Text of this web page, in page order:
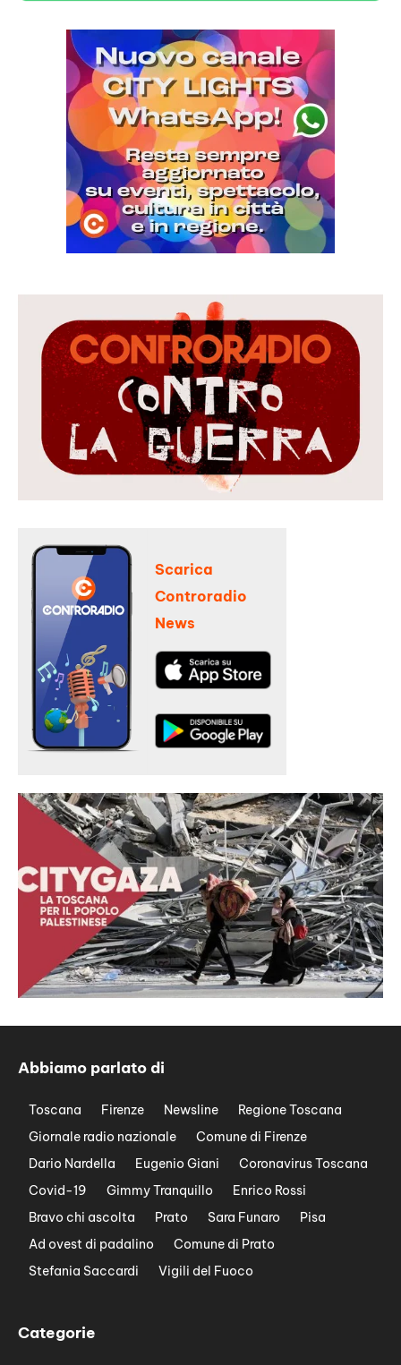
Scarica
Controradio
News
Abbiamo parlato di
Toscana Firenze Newsline
Regione Toscana
Giornale radio nazionale
Comune di Firenze
Dario Nardella
Eugenio Giani
Coronavirus Toscana
Covid-19
Gimmy Tranquillo
Enrico Rossi
Bravo chi ascolta
Prato Sara Funaro
Pisa
Ad ovest di padalino
Comune di Prato
Stefania Saccardi
Vigili del Fuoco
Categorie